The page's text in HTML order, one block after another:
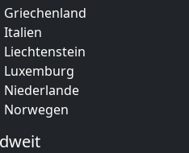
Italien
Norwegen